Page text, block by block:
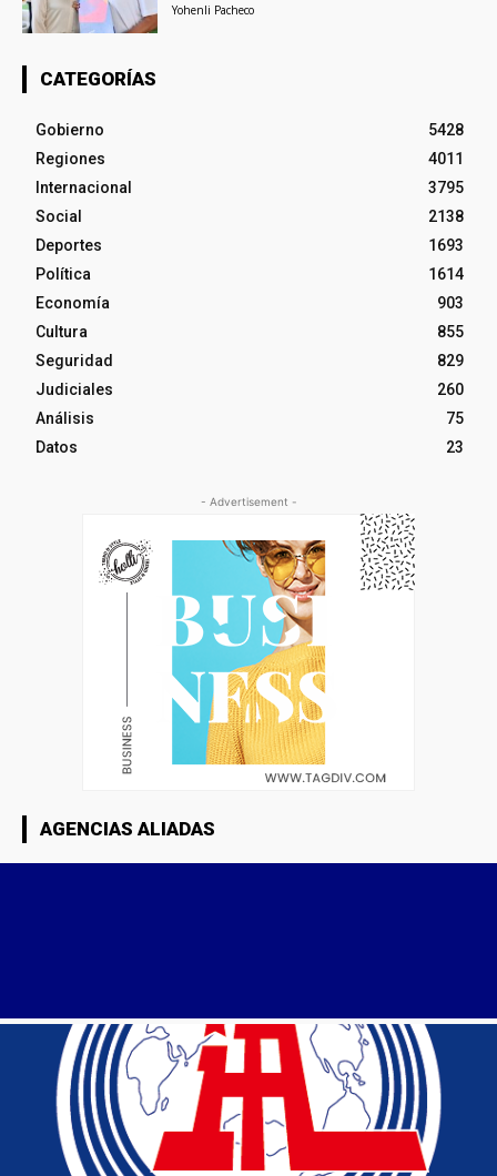
Yohenli Pacheco
CATEGORÍAS
Gobierno
5428
Regiones
4011
Internacional
3795
Social
2138
Deportes
1693
Política
1614
Economía
903
Cultura
855
Seguridad
829
Judiciales
260
Análisis
75
Datos
23
- Advertisement -
AGENCIAS ALIADAS